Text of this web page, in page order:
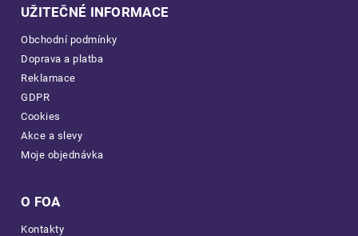
UŽITEČNÉ INFORMACE
Obchodní podmínky
Doprava a platba
Reklamace
GDPR
Cookies
Akce a slevy
Moje objednávka
O FOA
Kontakty